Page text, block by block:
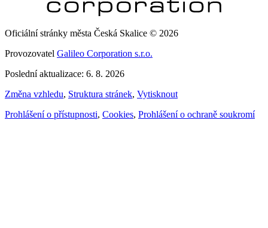
Oficiální stránky města Česká Skalice © 2026
Provozovatel Galileo Corporation s.r.o.
Poslední aktualizace: 6. 8. 2026
Změna vzhledu, Struktura stránek, Vytisknout
Prohlášení o přístupnosti, Cookies, Prohlášení o ochraně soukromí